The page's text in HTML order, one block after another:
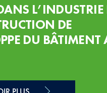
L’INDUSTRIE
DE
DU BÂTIMENT